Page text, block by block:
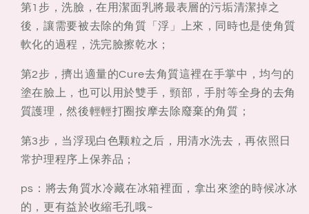
第1步，洗臉，在用潔面乳將最表層的污垢清潔掉之
後，讓需要被去除的角質「浮」上來，同時也是使角質
軟化的過程，洗完臉擦乾水；
第2步，擠出適量的Cure去角質這裡在手掌中，均勻的
塗在臉上，也可以用於雙手，頸部，手肘等全身的去角
質護理，然後輕輕打圈按摩去除廢棄的角質；
第3步，当浮现白色颗粒之后，用清水洗去，再依照日
常护理程序上保养品；
ps：將去角質水冷藏在冰箱裡面，拿出來塗的時候冰冰
的，更有益於收縮毛孔哦~